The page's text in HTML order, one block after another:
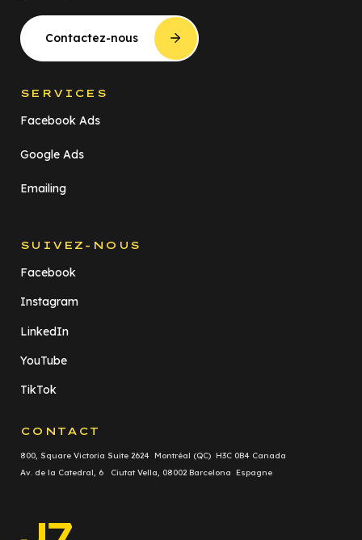
Contactez-nous
SERVICES
Facebook Ads
Google Ads
Emailing
SUIVEZ-NOUS
Facebook
Instagram
LinkedIn
YouTube
TikTok
CONTACT
800, Square Victoria Suite 2624 Montréal (QC) H3C 0B4 Canada
Av. de la Catedral, 6 Ciutat Vella, 08002 Barcelona Espagne